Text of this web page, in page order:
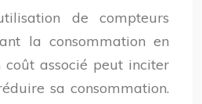
de compteurs
la consommation en
associé peut inciter
sa consommation.